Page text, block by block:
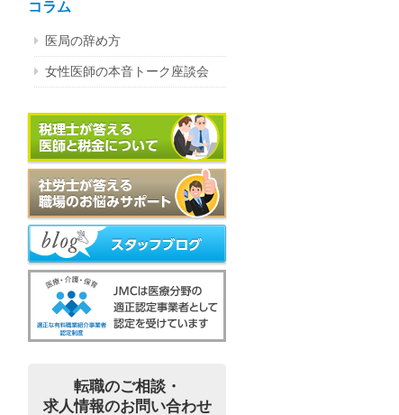
コラム
医局の辞め方
女性医師の本音トーク座談会
転職のご相談・
求人情報のお問い合わせ